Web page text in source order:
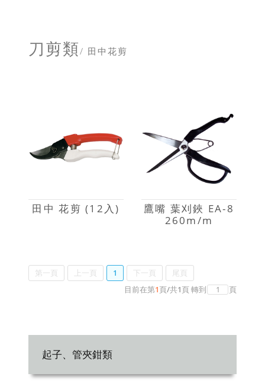
刀剪類/ 田中花剪
田中 花剪 (12入)
鷹嘴 葉刈鋏 EA-8
260m/m
第一頁 上一頁 1 下一頁
尾頁
目前在第1頁/共1頁轉到 頁
起子、管夾鉗類